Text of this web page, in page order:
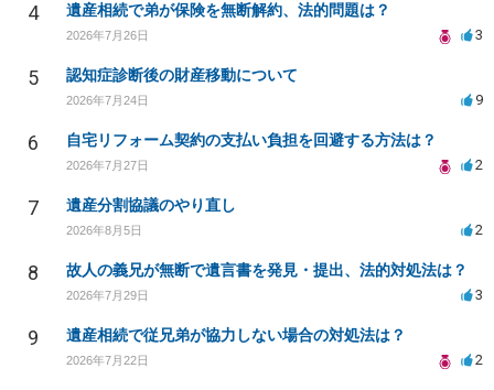
4 遺産相続で弟が保険を無断解約、法的問題は？
2026年7月26日 3
5 認知症診断後の財産移動について
2026年7月24日 9
6 自宅リフォーム契約の支払い負担を回避する方法は？
2026年7月27日 2
7 遺産分割協議のやり直し
2026年8月5日 2
8 故人の義兄が無断で遺言書を発見・提出、法的対処法は？
2026年7月29日 3
9 遺産相続で従兄弟が協力しない場合の対処法は？
2026年7月22日 2